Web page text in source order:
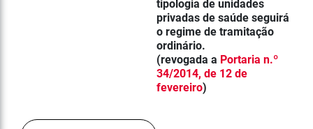
tipologia de unidades
privadas de saúde seguirá
o regime de tramitação
ordinário.
(revogada a Portaria n.º
34/2014, de 12 de
fevereiro)